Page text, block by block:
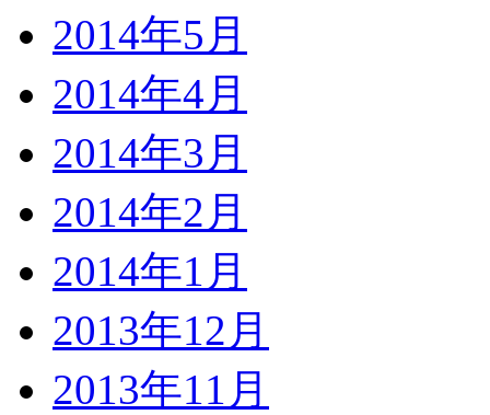
2014年5月
2014年4月
2014年3月
2014年2月
2014年1月
2013年12月
2013年11月